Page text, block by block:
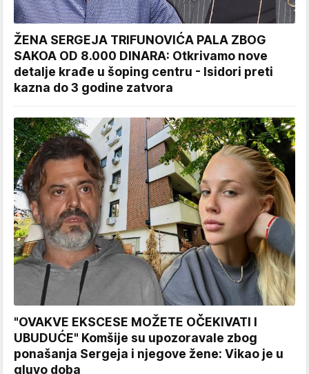
ŽENA SERGEJA TRIFUNOVIĆA PALA ZBOG
SAKOA OD 8.000 DINARA: Otkrivamo nove
detalje krađe u šoping centru - Isidori preti
kazna do 3 godine zatvora
"OVAKVE EKSCESE MOŽETE OČEKIVATI I
UBUDUĆE" Komšije su upozoravale zbog
ponašanja Sergeja i njegove žene: Vikao je u
gluvo doba